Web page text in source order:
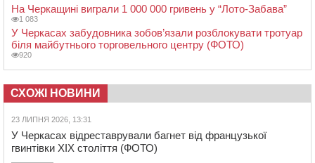
На Черкащині виграли 1 000 000 гривень у “Лото-Забава”
1 083
У Черкасах забудовника зобов’язали розблокувати тротуар
біля майбутнього торговельного центру (ФОТО)
920
СХОЖІ НОВИНИ
23 ЛИПНЯ 2026, 13:31
У Черкасах відреставрували багнет від французької
гвинтівки ХІХ століття (ФОТО)